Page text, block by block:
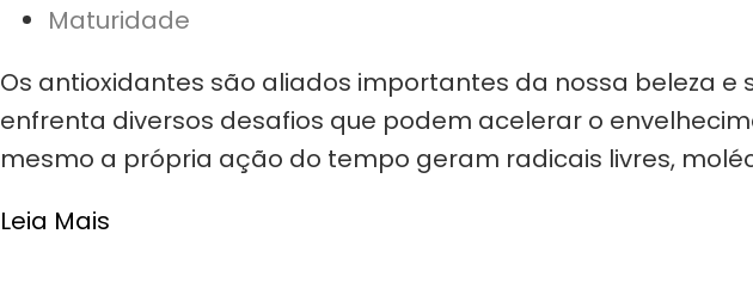
Maturidade
Os antioxidantes são aliados importantes da nossa beleza
enfrenta diversos desafios que podem acelerar o
mesmo a própria ação do tempo geram radicais livres,
Leia Mais